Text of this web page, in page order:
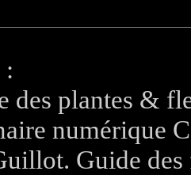
:
des plantes &
numérique
Guide